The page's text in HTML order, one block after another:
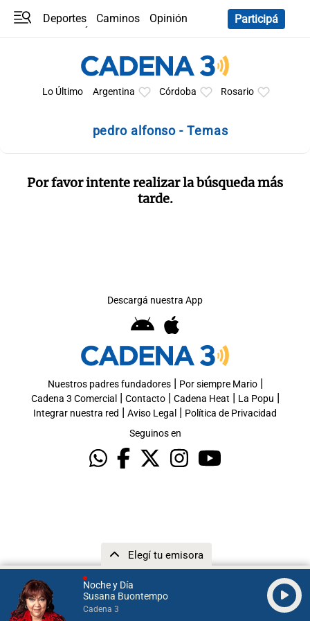
Noche y Día
Susana Buontempo
Cadena 3
Elegí tu emisora
Deportes Caminos
Opinión
Participá
Lo Último Argentina Córdoba Rosario
pedro alfonso - Temas
Por favor intente realizar la búsqueda más
tarde.
Descargá nuestra App
Nuestros padres fundadores| Por siempre Mario|
Cadena 3 Comercial | Contacto| Cadena Heat | La Popu |
Integrar nuestra red | Aviso Legal | Política de Privacidad
Seguinos en